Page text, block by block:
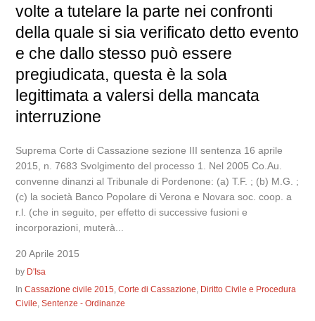
volte a tutelare la parte nei confronti
della quale si sia verificato detto evento
e che dallo stesso può essere
pregiudicata, questa è la sola
legittimata a valersi della mancata
interruzione
Suprema Corte di Cassazione sezione III sentenza 16 aprile
2015, n. 7683 Svolgimento del processo 1. Nel 2005 Co.Au.
convenne dinanzi al Tribunale di Pordenone: (a) T.F. ; (b) M.G. ;
(c) la società Banco Popolare di Verona e Novara soc. coop. a
r.l. (che in seguito, per effetto di successive fusioni e
incorporazioni, muterà...
20 Aprile 2015
by D'Isa
InCassazione civile 2015,Corte di Cassazione, Diritto Civile e Procedura
Civile,Sentenze - Ordinanze